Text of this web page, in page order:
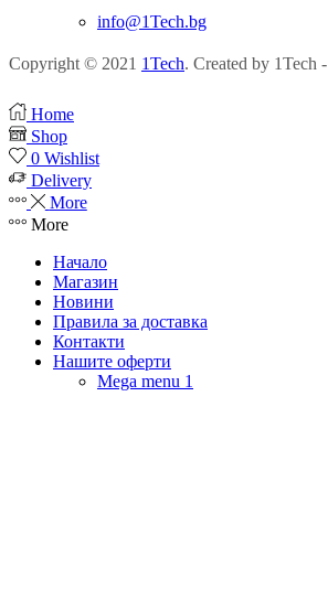
info@1Tech.bg
Copyright © 2021 1Tech. Created by 1Tech -
Home
Shop
0 Wishlist
Delivery
More
More
Начало
Магазин
Новини
Правила за доставка
Контакти
Нашите оферти
Mega menu 1